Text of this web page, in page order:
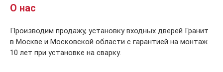
О нас
Производим продажу, установку входных дверей Гранит
в Москве и Московской области с гарантией на монтаж
10 лет при установке на сварку.